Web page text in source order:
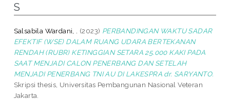
S
Salsabila Wardani, . (2023) PERBANDINGAN WAKTU SADAR
EFEKTIF (WSE) DALAM RUANG UDARA BERTEKANAN
RENDAH (RUBR) KETINGGIAN SETARA 25.000 KAKI PADA
SAAT MENJADI CALON PENERBANG DAN SETELAH
MENJADI PENERBANG TNI AU DI LAKESPRA dr. SARYANTO.
Skripsi thesis, Universitas Pembangunan Nasional Veteran
Jakarta.